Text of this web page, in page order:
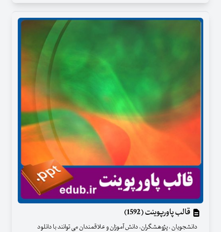
قالب پاورپوینت (1592)
دانشجویان ، پژوهشگران، دانش آموزان و علاقمندان می توانند با دانلود